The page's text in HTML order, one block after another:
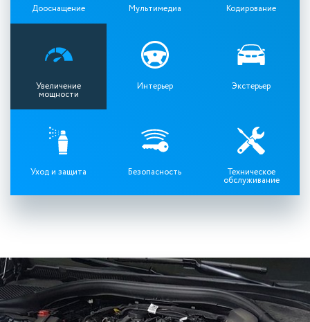
Дооснащение Мультимедиа Кодирование
Увеличение
мощности
Интерьер Экстерьер
Уход и защита Безопасность Техническое
обслуживание